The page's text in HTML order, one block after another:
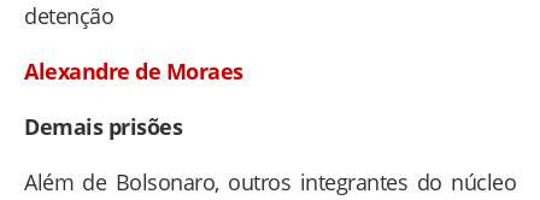
detenção
Alexandre de Moraes
Demais prisões
Além de Bolsonaro, outros integrantes do núcleo